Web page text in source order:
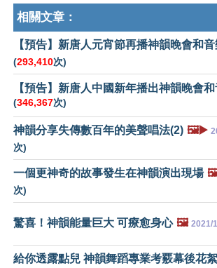
相關文章：
【預告】新唐人元宵節再播神韻晚會和
(293,410次)
【預告】新唐人中國新年播出神韻晚會
(346,367次)
神韻分享失傳數百年的美聲唱法(2) 🖼️▶️
次)
一個更神奇的故事發生在神韻演出現場
次)
驚喜！神韻能量巨大 可療愈身心 🖼️ 2021/
給你透露點兒 神韻舞蹈專業考覈幕後花絮